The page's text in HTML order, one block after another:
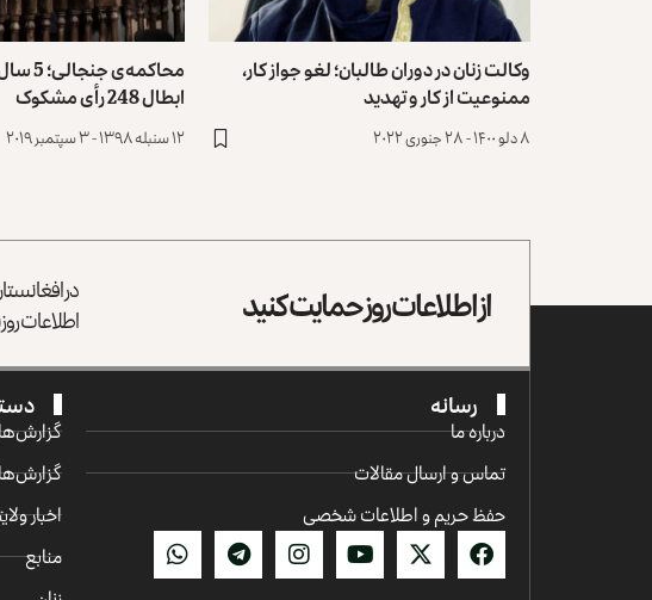
وکالت زنان در دوران طالبان؛ لغو جواز کار،
ممنوعیت از کار و تهدید
۸ دلو ۱۴۰۰ - ۲۸ جنوری ۲۰۲۲
ابطال 248 رأی مشکوک
۱۲ سنبله ۱۳۹۸ - ۳ سپتمبر ۲۰۱۹
از اطلاعات روز حمایت کنید در
اطلاعات
رسانه
درباره ما
تماس و ارسال مقالات
حفظ حریم و اطلاعات شخصی
اخبار
منابع